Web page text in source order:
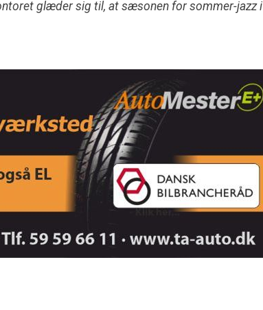
glæder sig til, at sæsonen for sommer-jazz i